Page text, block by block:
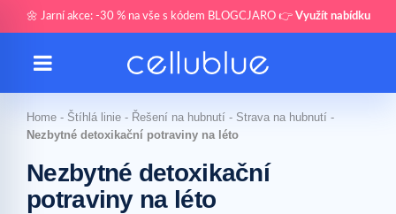
🌼 Jarní akce: -30 % na vše s kódem BLOGCJARO 👉 Využít nabídku
Home - Štíhlá linie - Řešení na hubnutí - Strava na hubnutí -
Nezbytné detoxikační potraviny na léto
Nezbytné detoxikační
potraviny na léto